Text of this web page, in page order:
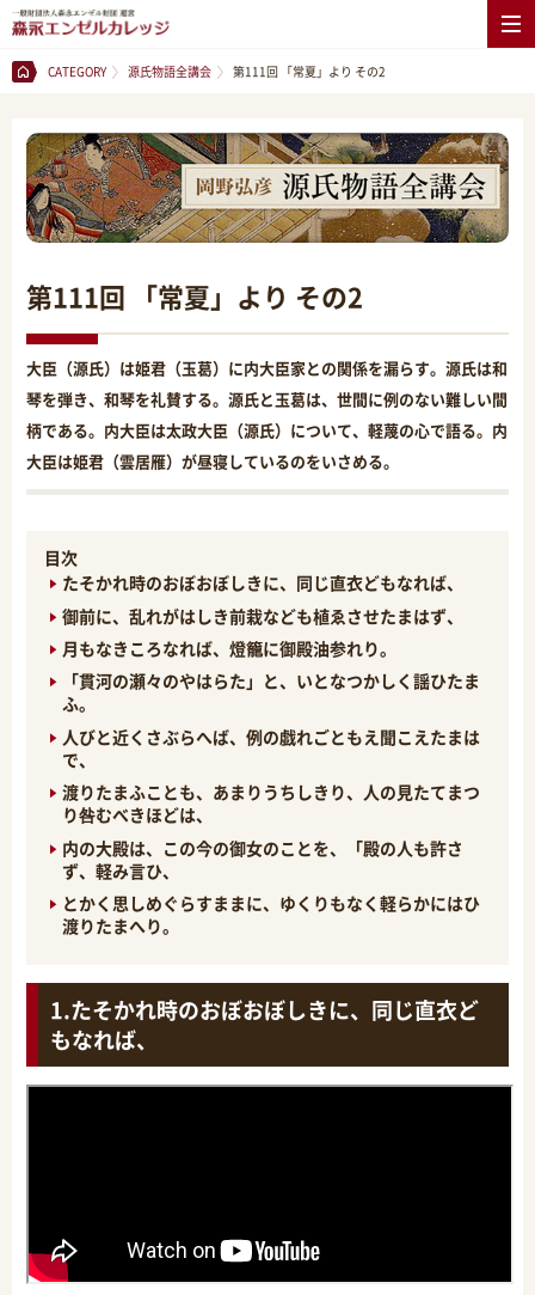
CATEGORY 源氏物語全講会 第111回 「常夏」より その2
第111回 「常夏」より その2
大臣（源氏）は姫君（玉葛）に内大臣家との関係を漏らす。源氏は和
琴を弾き、和琴を礼賛する。源氏と玉葛は、世間に例のない難しい間
柄である。内大臣は太政大臣（源氏）について、軽蔑の心で語る。内
大臣は姫君（雲居雁）が昼寝しているのをいさめる。
目次
たそかれ時のおぼおぼしきに、同じ直衣どもなれば、
御前に、乱れがはしき前栽なども植ゑさせたまはず、
月もなきころなれば、燈籠に御殿油参れり。
「貫河の瀬々のやはらた」と、いとなつかしく謡ひたま
ふ。
人びと近くさぶらへば、例の戯れごともえ聞こえたまは
で、
渡りたまふことも、あまりうちしきり、人の見たてまつ
り咎むべきほどは、
内の大殿は、この今の御女のことを、「殿の人も許さ
ず、軽み言ひ、
とかく思しめぐらすままに、ゆくりもなく軽らかにはひ
渡りたまへり。
たそかれ時のおぼおぼしきに、同じ直衣ど
もなれば、